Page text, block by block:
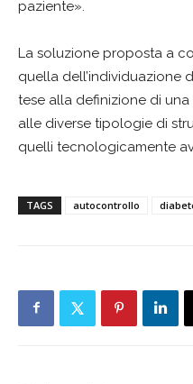
paziente».
La soluzione proposta a
quella dell’individuazione
tese alla definizione di
alle diverse tipologie di
quelli tecnologicamente
TAGS autocontrollo